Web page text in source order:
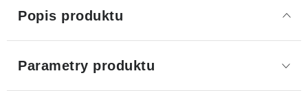
Popis produktu
Parametry produktu